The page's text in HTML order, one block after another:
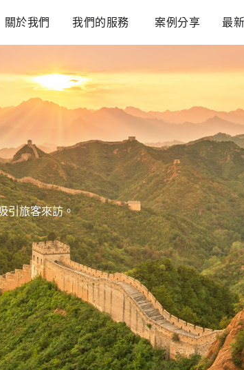
關於我們 我們的服務 Open 我們的服務
案例分享 最
引旅客來訪。